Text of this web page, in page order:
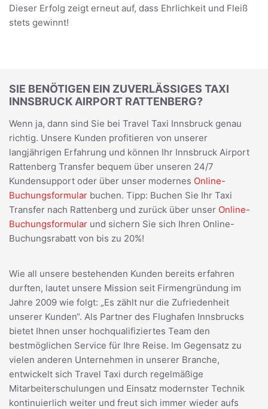
Dieser Erfolg zeigt erneut auf, dass Ehrlichkeit und Fleiß
stets gewinnt!
SIE BENÖTIGEN EIN ZUVERLÄSSIGES TAXI
INNSBRUCK AIRPORT RATTENBERG?
Wenn ja, dann sind Sie bei Travel Taxi Innsbruck genau
richtig. Unsere Kunden profitieren von unserer
langjährigen Erfahrung und können Ihr Innsbruck Airport
Rattenberg Transfer bequem über unseren 24/7
Kundensupport oder über unser modernes Online-
Buchungsformular buchen. Tipp: Buchen Sie Ihr Taxi
Transfer nach Rattenberg und zurück über unser Online-
Buchungsformular und sichern Sie sich Ihren Online-
Buchungsrabatt von bis zu 20%!
Wie all unsere bestehenden Kunden bereits erfahren
durften, lautet unsere Mission seit Firmengründung im
Jahre 2009 wie folgt: „Es zählt nur die Zufriedenheit
unserer Kunden“. Als Partner des Flughafen Innsbrucks
bietet Ihnen unser hochqualifiziertes Team den
bestmöglichen Service für Ihre Reise. Im Gegensatz zu
vielen anderen Unternehmen in unserer Branche,
entwickelt sich Travel Taxi durch regelmäßige
Mitarbeiterschulungen und Einsatz modernster Technik
kontinuierlich weiter und freut sich immer wieder aufs